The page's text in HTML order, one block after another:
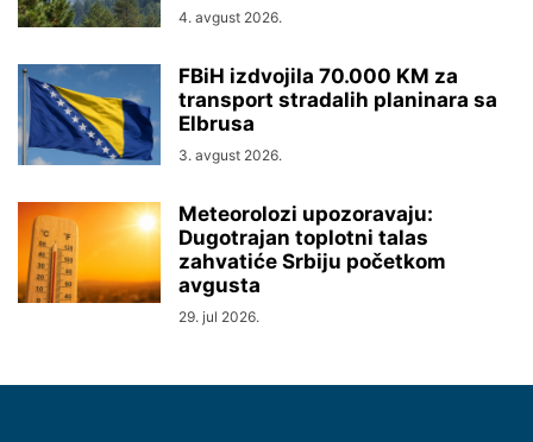
4. avgust 2026.
FBiH izdvojila 70.000 KM za
transport stradalih planinara sa
Elbrusa
3. avgust 2026.
Meteorolozi upozoravaju:
Dugotrajan toplotni talas
zahvatiće Srbiju početkom
avgusta
29. jul 2026.